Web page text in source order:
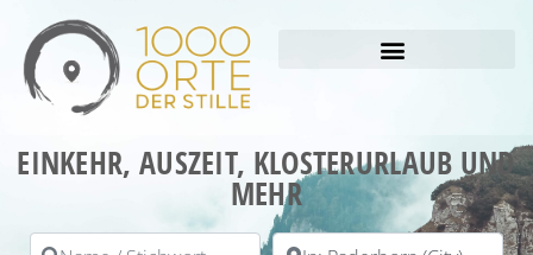
EINKEHR, AUSZEIT, KLOSTERURLAUB UND
MEHR
Name / Stichwort PLZ / Ort